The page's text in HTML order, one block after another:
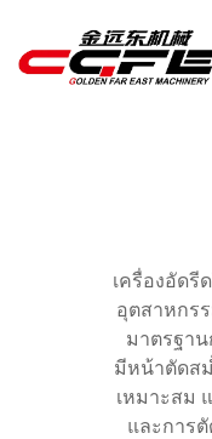
เครื่องอัดรี
อุตสาหกร
มาตรฐา
มีหน้าตัดส
เหมาะสม
และการ